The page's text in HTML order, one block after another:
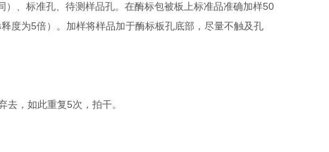
、标准孔、待测样品孔。在酶标包被板上标准品准确加样50
度为5倍）。加样将样品加于酶标板孔底部，尽量不触及孔
，如此重复5次，拍干。